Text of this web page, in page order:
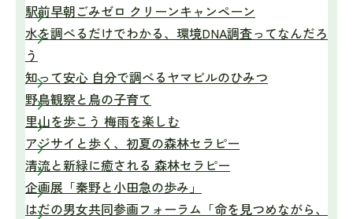
駅前早朝ごみゼロ クリーンキャンペーン
水を調べるだけでわかる、環境DNA調査ってなんだろ
う
知って安心 自分で調べるヤマビルのひみつ
野鳥観察と鳥の子育て
里山を歩こう 梅雨を楽しむ
アジサイと歩く、初夏の森林セラピー
清流と新緑に癒される 森林セラピー
企画展「秦野と小田急の歩み」
はだの男女共同参画フォーラム「命を見つめながら、